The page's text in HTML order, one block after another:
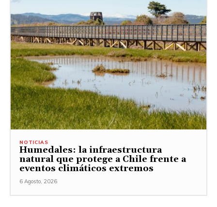
NOTICIAS
Humedales: la infraestructura
natural que protege a Chile frente a
eventos climáticos extremos
6 Agosto, 2026